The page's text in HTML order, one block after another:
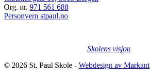
Org. nr. 971 561 688
Personvern stpaul.no
Skolens visjon
© 2026 St. Paul Skole - Webdesign av Markant